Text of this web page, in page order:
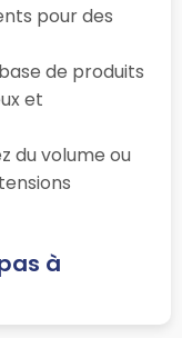
pour des
de produits
et
du volume ou
à